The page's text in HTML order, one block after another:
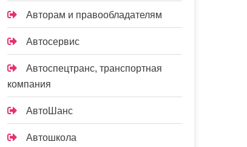
Авторам и правообладателям
Автосервис
Автоспецтранс, транспортная
компания
АвтоШанс
Автошкола